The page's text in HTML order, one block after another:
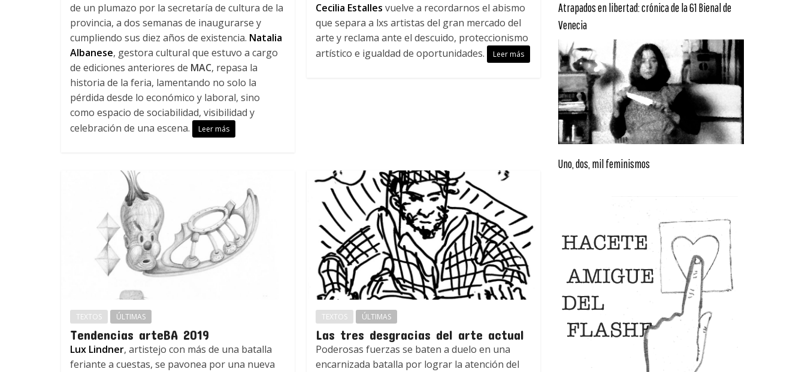
de un plumazo por la secretaría de cultura de la
provincia, a dos semanas de inaugurarse y
cumpliendo sus diez años de existencia. Natalia
Albanese, gestora cultural que estuvo a cargo
de ediciones anteriores de MAC, repasa la
historia de la feria, lamentando no solo la
pérdida desde lo económico y laboral, sino
como espacio de sociabilidad, visibilidad y
celebración de una escena.
Leer más
Cecilia Estalles vuelve a recordarnos el abismo
que separa a lxs artistas del gran mercado del
arte y reclama ante el descuido, proteccionismo
artístico e igualdad de oportunidades.
Leer más
TEXTOS ÚLTIMAS
Tendencias arteBA 2019
Lux Lindner, artistejo con más de una batalla
feriante a cuestas, se pavonea por una nueva
TEXTOS ÚLTIMAS
Las tres desgracias del arte actual
Poderosas fuerzas se baten a duelo en una
encarnizada batalla por lograr la atención del
Atrapados en libertad: crónica de la 61 Bienal de
Venecia
Uno, dos, mil feminismos